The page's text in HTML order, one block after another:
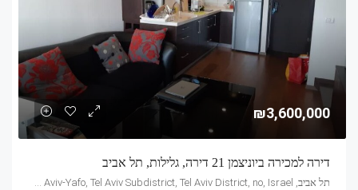
₪3,600,000
דירה למכירה ביוניצמן 21 דירה, גלילות, תל אביב
תל אביב, Mandarin, 21, Yunitsman, Tel Aviv, Glilot, Tel Aviv-Yafo, Tel Aviv Subdistrict, Tel Aviv District, no, Israel